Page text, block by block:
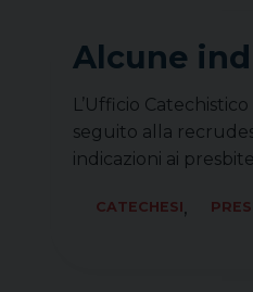
Alcune
L’Ufficio
seguito alla
indicazioni ai
CATECHESI,